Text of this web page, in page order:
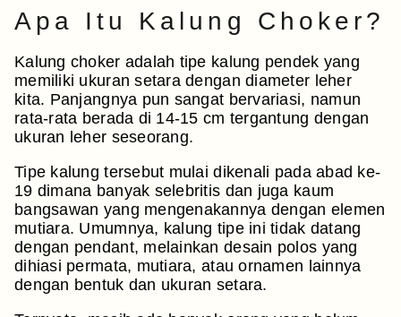
Apa Itu Kalung Choker?
Kalung choker adalah tipe kalung pendek yang
memiliki ukuran setara dengan diameter leher
kita. Panjangnya pun sangat bervariasi, namun
rata-rata berada di 14-15 cm tergantung dengan
ukuran leher seseorang.
Tipe kalung tersebut mulai dikenali pada abad ke-
19 dimana banyak selebritis dan juga kaum
bangsawan yang mengenakannya dengan elemen
mutiara. Umumnya, kalung tipe ini tidak datang
dengan pendant, melainkan desain polos yang
dihiasi permata, mutiara, atau ornamen lainnya
dengan bentuk dan ukuran setara.